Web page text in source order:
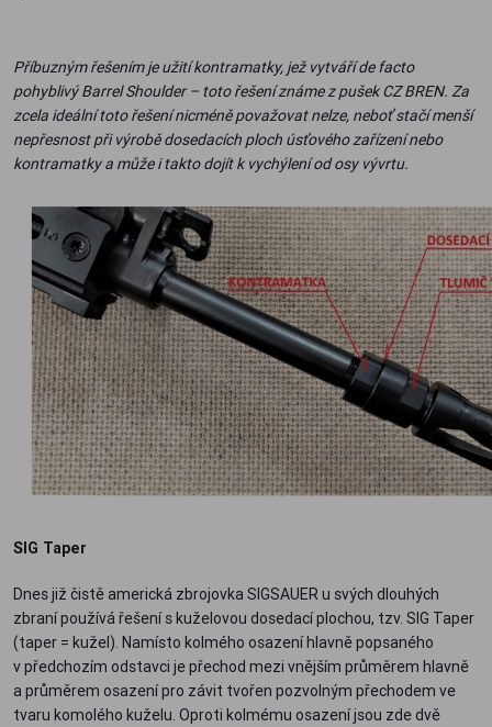
Příbuzným řešením je užití kontramatky, jež vytváří de facto
pohyblivý Barrel Shoulder – toto řešení známe z pušek CZ BREN. Za
zcela ideální toto řešení nicméně považovat nelze, neboť stačí menší
nepřesnost při výrobě dosedacích ploch úsťového zařízení nebo
kontramatky a může i takto dojít k vychýlení od osy vývrtu.
SIG Taper
Dnes již čistě americká zbrojovka SIGSAUER u svých dlouhých
zbraní používá řešení s kuželovou dosedací plochou, tzv. SIG Taper
(taper = kužel). Namísto kolmého osazení hlavně popsaného
v předchozím odstavci je přechod mezi vnějším průměrem hlavně
a průměrem osazení pro závit tvořen pozvolným přechodem ve
tvaru komolého kuželu. Oproti kolmému osazení jsou zde dvě